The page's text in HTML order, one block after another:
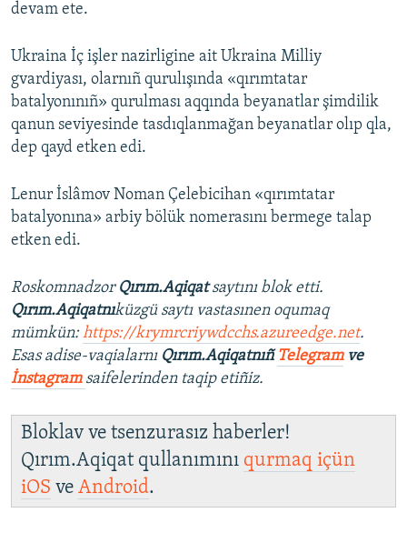
devam ete.
Ukraina İç işler nazirligine ait Ukraina Milliy
gvardiyası, olarnıñ qurulışında «qırımtatar
batalyonınıñ» qurulması aqqında beyanatlar şimdilik
qanun seviyesinde tasdıqlanmağan beyanatlar olıp qla,
dep qayd etken edi.
Lenur İslâmov Noman Çelebicihan «qırımtatar
batalyonına» arbiy bölük nomerasını bermege talap
etken edi.
Roskomnadzor Qırım.Aqiqatsaytını blok etti.
Qırım.Aqiqatnıküzgü saytı vastasınen oqumaq
mümkün:https://krymrcriywdcchs.azureedge.net.
Esas adise-vaqialarnı Qırım.Aqiqatnıñ Telegramve
İnstagram saifelerinden taqip etiñiz.
Bloklav ve tsenzurasız haberler!
Qırım.Aqiqat qullanımını qurmaq içün
iOS ve Android.